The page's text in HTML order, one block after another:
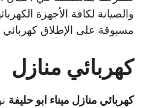
والصيانة لكافة الأجهزة
مسبوقة على الإطلاق كهربائي
كهربائي منازل
كهربائي منازل ميناء ابو حليفة